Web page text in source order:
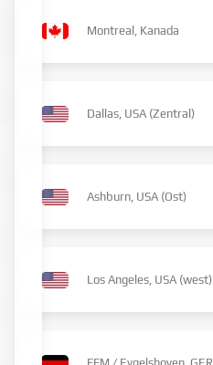
Montreal, Kanada
Dallas, USA (Zentral)
Ashburn, USA (Ost)
Los Angeles, USA (west)
FFM / Eygelshoven, GER